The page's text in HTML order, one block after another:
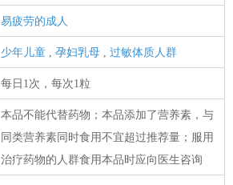
易疲劳的成人
少年儿童 孕妇乳母 过敏体质人群
每日1次，每次1粒
本品不能代替药物；本品添加了营养素，与
同类营养素同时食用不宜超过推荐量；服用
治疗药物的人群食用本品时应向医生咨询